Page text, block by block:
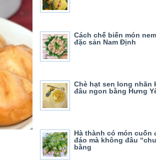
Cách chế biến món
đặc sản Nam Định
Chè hạt sen long nhãn
đâu ngon bằng Hưng
Hà thành có món cuốn
đáo mà không đâu
bằng